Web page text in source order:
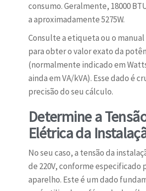
consumo. Geralmente, 18000
a aproximadamente 5275W.
Consulte a etiqueta ou o
para obter o valor exato da
(normalmente indicado em
ainda em VA/kVA). Esse dado é
precisão do seu cálculo.
Determine a
Elétrica da
No seu caso, a tensão da
de 220V, conforme especificado
aparelho. Este é um dado